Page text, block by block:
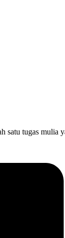
tugas mulia